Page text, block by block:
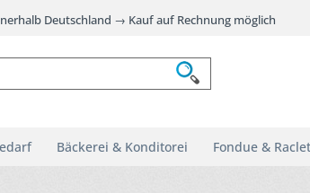
Deutschland → Kauf auf Rechnung möglich
Bäckerei & Konditorei Fondue &